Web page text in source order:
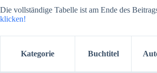
Die vollständige Tabelle ist am Ende des
klicken!
Kategorie Buchtitel